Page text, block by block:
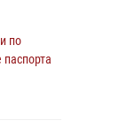
войск
по